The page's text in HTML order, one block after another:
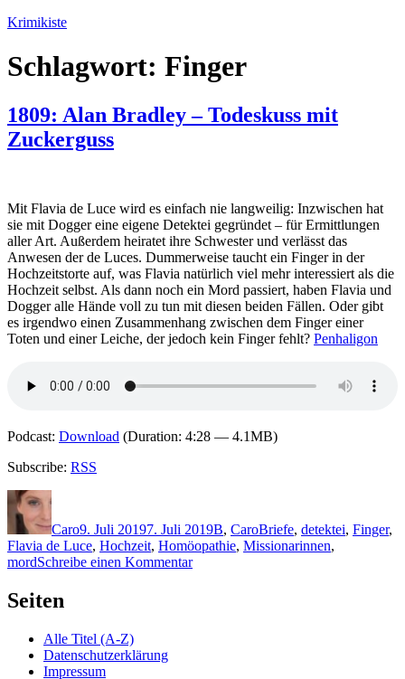
Zum
springen
Krimikiste
Schlagwort: Finger
1809: Alan Bradley – Todeskuss mit
Zuckerguss
Mit Flavia de Luce wird es einfach nie langweilig: Inzwischen hat
sie mit Dogger eine eigene Detektei gegründet – für Ermittlungen
aller Art. Außerdem heiratet ihre Schwester und verlässt das
Anwesen der de Luces. Dummerweise taucht ein Finger in der
Hochzeitstorte auf, was Flavia natürlich viel mehr interessiert als die
Hochzeit selbst. Als dann noch ein Mord passiert, haben Flavia und
Dogger alle Hände voll zu tun mit diesen beiden Fällen. Oder gibt
es irgendwo einen Zusammenhang zwischen dem Finger einer
Toten und einer Leiche, der jedoch kein Finger fehlt? Penhaligon
Podcast: Download (Duration: 4:28 — 4.1MB)
Subscribe: RSS
Autor
Caro9. Juli 20197. Juli 2019B, CaroBriefe, detektei, Finger,
Flavia de Luce, Hochzeit, Homöopathie, Missionarinnen,
mordSchreibe einen Kommentarzu
Seiten
Alle Titel (A-Z)
Datenschutzerklärung
Impressum